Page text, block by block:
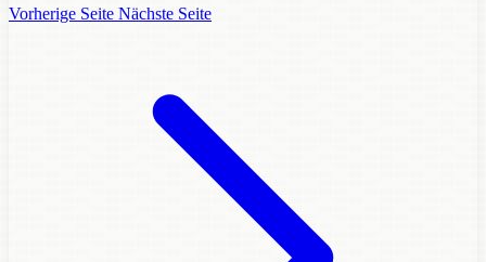
Vorherige Seite Nächste Seite